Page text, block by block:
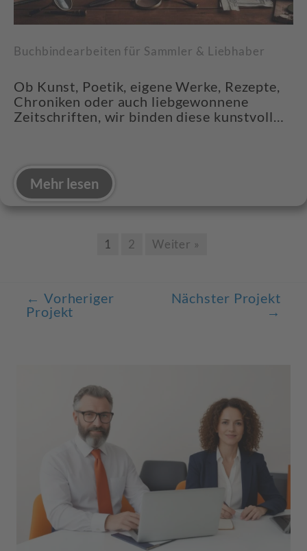
Buchbindearbeiten für Sammler & Liebhaber
Ob Kunst, Poetik, eigene Werke, Rezepte,
Chroniken oder auch liebgewonnene
Zeitschriften, wir binden diese kunstvoll…
Mehr lesen
1 2 Weiter »
← Vorheriger
Projekt
Nächster Projekt
→